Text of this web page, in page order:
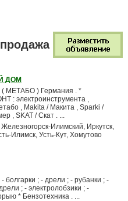
ДОМ
МЕТАБО ) Германия . *
электроинструмента ,
, Makita / Макита , Sparki /
, SKAT / Скат . ...
Илимский, Иркутск,
Илимск, Усть-Кут, Хомутово
; - дрели ; - рубанки ; -
; - электролобзики ; -
* Бензотехника . ...